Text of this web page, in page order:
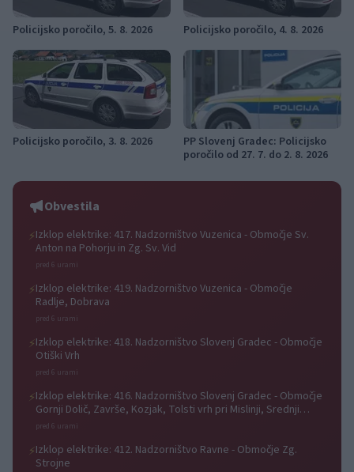
Policijsko poročilo, 5. 8. 2026 Policijsko poročilo, 4. 8. 2026
Policijsko poročilo, 3. 8. 2026
PP Slovenj Gradec: Policijsko
poročilo od 27. 7. do 2. 8. 2026
Obvestila
⚡Izklop elektrike: 417. Nadzorništvo Vuzenica - Območje Sv.
Anton na Pohorju in Zg. Sv. Vid
pred 6 urami
⚡Izklop elektrike: 419. Nadzorništvo Vuzenica - Območje
Radlje, Dobrava
pred 6 urami
⚡Izklop elektrike: 418. Nadzorništvo Slovenj Gradec - Območje
Otiški Vrh
pred 6 urami
⚡Izklop elektrike: 416. Nadzorništvo Slovenj Gradec - Območje
Gornji Dolič, Završe, Kozjak, Tolsti vrh pri Mislinji, Srednji
Dolič, Paka
pred 6 urami
⚡Izklop elektrike: 412. Nadzorništvo Ravne - Območje Zg.
Strojne